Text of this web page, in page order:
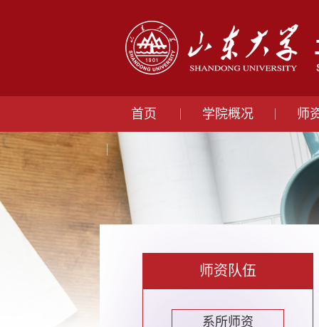
首页 学院概况 师
师资队伍
系所师资